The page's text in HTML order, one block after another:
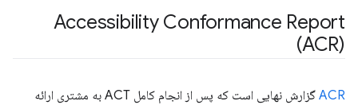
Accessibility Conformance Report
(ACR)
ACR
گزارش نهایی است که پس از انجام کامل ACT به مشتری ارائه